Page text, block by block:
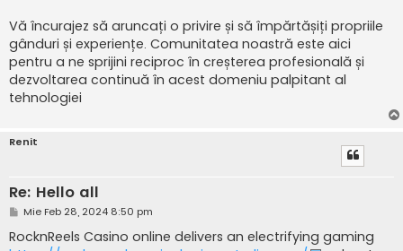
Vă încurajez să aruncați o privire și să împărtășiți propriile
gânduri și experiențe. Comunitatea noastră este aici
pentru a ne sprijini reciproc în creșterea profesională și
dezvoltarea continuă în acest domeniu palpitant al
tehnologiei
Renit
Re: Hello all
M
s
a
Mie Feb 28, 2024 8:50 pm
RocknReels Casino online delivers an electrifying gaming